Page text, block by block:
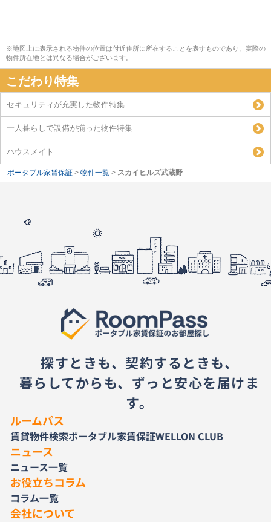
※地図上に表示される物件の位置は付近住所に所在することを表すものであり、実際の
物件所在地とは異なる場合がございます。
こだわり特集
セキュリティが充実した物件特集
一人暮らしで設備が揃った物件特集
ハウスメイト
ポータブル家賃保証 > 物件一覧 > スカイヒルズ武蔵野
探すときも、契約するときも、
暮らしてからも、ずっと安心を届けま
す。
ルームパス
賃貸物件検索ポータブル家賃保証WELLON CLUB
ニュース
ニュース一覧
お役立ちコラム
コラム一覧
会社について